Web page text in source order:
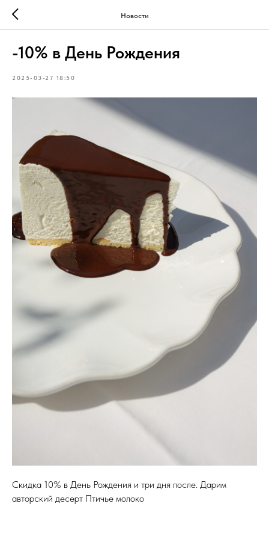
Новости
-10% в День Рождения
2025-03-27 18:50
Скидка 10% в День Рождения и три дня после. Дарим
авторский десерт Птичье молоко